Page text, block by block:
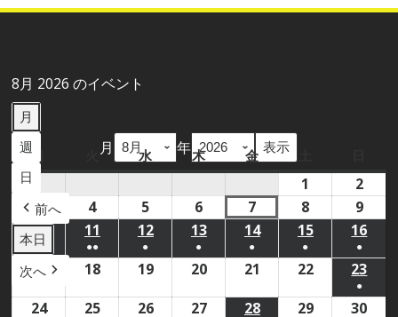
8月 2026 のイベント
月
週
日
月 年
前へ
本日
次へ
月
曜
火
曜
日
水水
曜
日
木木
曜
日
金金
曜
日
曜
日
曜
日
1
8
1
日
22026
年
8
2
日
32026
年
8
月
3
42026
年
8
月
4
5
年
月
5
6
年
月
6
7
年
月
7
8
年
月
8
92026
年
月
9
102026
年
8
月
●
(1
の
11
8
月
●●
(2
の
122026
8
月
●
(1
の
132026
8
月
●
(1
の
142026
月
●
(1
の
152026
8
月
●
(1
の
16
8
月
●
(1
件
の
17 2026
182026
192026
202026
21 222026
23
●
(1
242026 252026 262026 272026 282026 292026 30